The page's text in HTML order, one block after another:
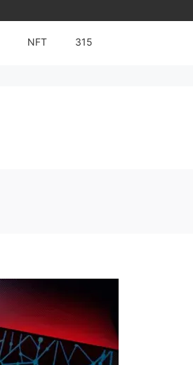
NFT 315